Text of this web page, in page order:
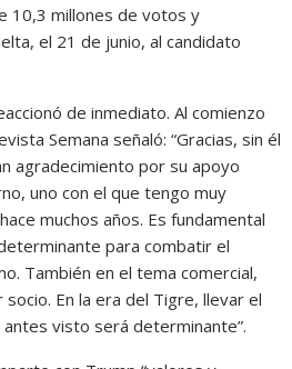
10,3 millones de votos y
el 21 de junio, al candidato
de inmediato. Al comienzo
Semana señaló: “Gracias, sin él
agradecimiento por su apoyo
uno con el que tengo muy
muchos años. Es fundamental
para combatir el
También en el tema comercial,
En la era del Tigre, llevar el
antes visto será determinante”.